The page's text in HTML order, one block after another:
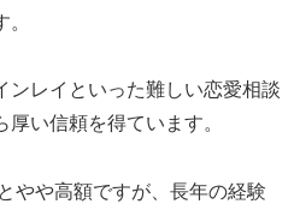
ンレイといった難しい恋愛相談
い信頼を得ています。
やや高額ですが、長年の経験